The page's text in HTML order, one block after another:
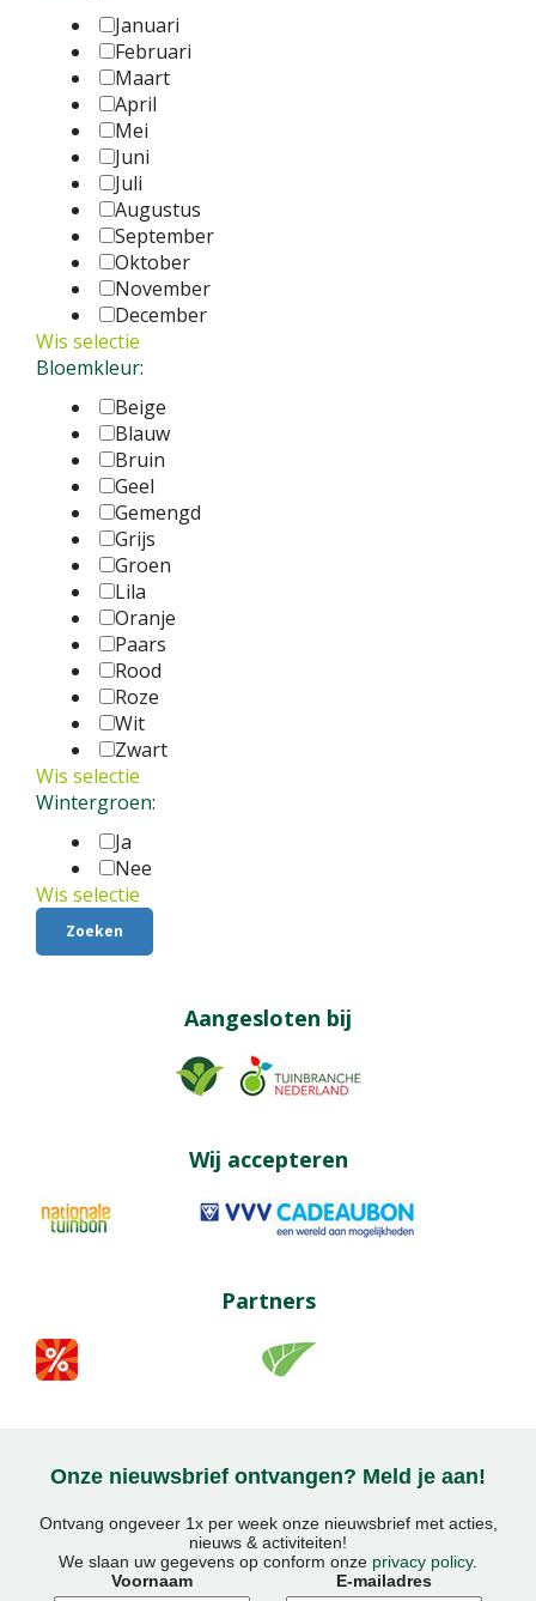
Januari
Februari
Maart
April
Mei
Juni
Juli
Augustus
September
Oktober
November
December
Wis selectie
Bloemkleur:
Beige
Blauw
Bruin
Geel
Gemengd
Grijs
Groen
Lila
Oranje
Paars
Rood
Roze
Wit
Zwart
Wis selectie
Wintergroen:
Ja
Nee
Wis selectie
Aangesloten bij
Wij accepteren
Partners
Onze nieuwsbrief ontvangen? Meld je aan!
Ontvang ongeveer 1x per week onze nieuwsbrief met acties,
nieuws & activiteiten!
We slaan uw gegevens op conform onze privacy policy.
Voornaam
E-mailadres